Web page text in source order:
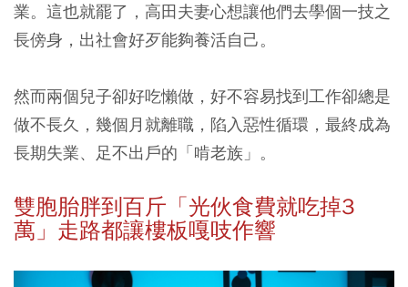
業。這也就罷了，高田夫妻心想讓他們去學個一技之
長傍身，出社會好歹能夠養活自己。
然而兩個兒子卻好吃懶做，好不容易找到工作卻總是
做不長久，幾個月就離職，陷入惡性循環，最終成為
長期失業、足不出戶的「啃老族」。
雙胞胎胖到百斤「光伙食費就吃掉3
萬」走路都讓樓板嘎吱作響